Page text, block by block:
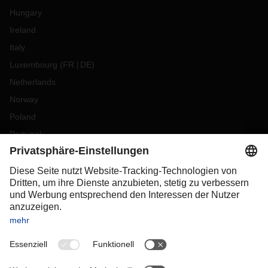
Hungary
Ireland
Italy
Luxembourg (FR DE)
Netherlands
Norway
Poland
Portugal
Romania
Slovakia
Spain
Sweden
Switzerland
OCEANIA